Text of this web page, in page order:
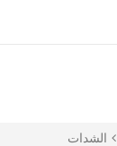
الشدات